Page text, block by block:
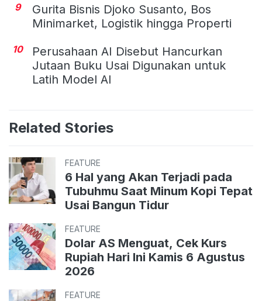
9
Gurita Bisnis Djoko Susanto, Bos
Minimarket, Logistik hingga Properti
10
Perusahaan AI Disebut Hancurkan
Jutaan Buku Usai Digunakan untuk
Latih Model AI
Related Stories
FEATURE
6 Hal yang Akan Terjadi pada
Tubuhmu Saat Minum Kopi Tepat
Usai Bangun Tidur
FEATURE
Dolar AS Menguat, Cek Kurs
Rupiah Hari Ini Kamis 6 Agustus
2026
FEATURE